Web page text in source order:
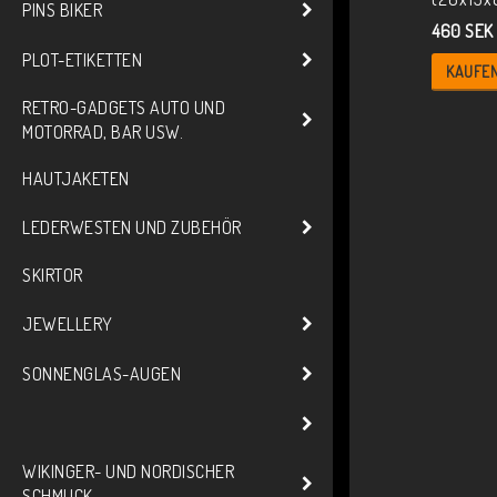
PINS BIKER
PLOT-ETIKETTEN
RETRO-GADGETS AUTO UND
MOTORRAD, BAR USW.
HAUTJAKETEN
LEDERWESTEN UND ZUBEHÖR
SKIRTOR
JEWELLERY
SONNENGLAS-AUGEN
WIKINGER- UND NORDISCHER
460 SEK